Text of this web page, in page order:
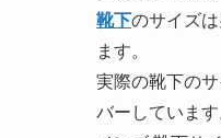
靴下のサイズ
ます。
実際の靴下の
バーしています